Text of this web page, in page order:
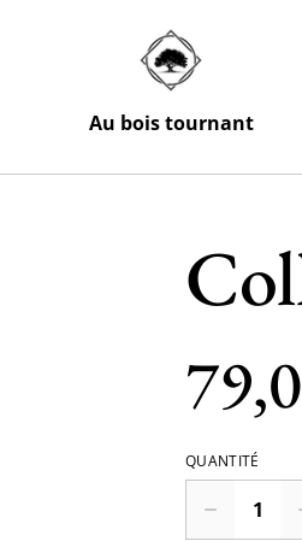
Au bois tournant
QUANTITÉ